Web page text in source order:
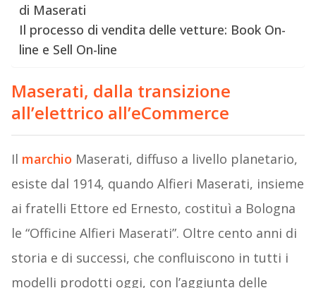
di Maserati
Il processo di vendita delle vetture: Book On-
line e Sell On-line
Maserati, dalla transizione
all’elettrico all’eCommerce
Il marchio Maserati, diffuso a livello planetario,
esiste dal 1914, quando Alfieri Maserati, insieme
ai fratelli Ettore ed Ernesto, costituì a Bologna
le “Officine Alfieri Maserati”. Oltre cento anni di
storia e di successi, che confluiscono in tutti i
modelli prodotti oggi, con l’aggiunta delle